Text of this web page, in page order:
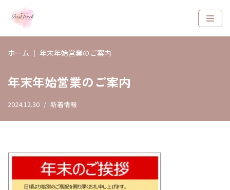
テ
ツ
ス
ホーム ｜ 年末年始営業のご案内
年末年始営業のご案内
2024.12.30 新着情報